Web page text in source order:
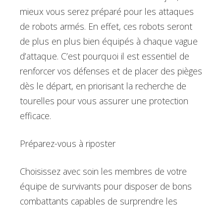
mieux vous serez préparé pour les attaques
de robots armés. En effet, ces robots seront
de plus en plus bien équipés à chaque vague
d’attaque. C’est pourquoi il est essentiel de
renforcer vos défenses et de placer des pièges
dès le départ, en priorisant la recherche de
tourelles pour vous assurer une protection
efficace.
Préparez-vous à riposter
Choisissez avec soin les membres de votre
équipe de survivants pour disposer de bons
combattants capables de surprendre les